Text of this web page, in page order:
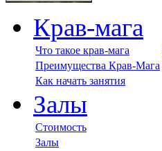
Крав-мага
Что такое крав-мага
Преимущества Крав-Мага
Как начать занятия
Залы
Стоимость
Залы